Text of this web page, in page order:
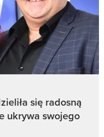
się radosną
ukrywa swojego